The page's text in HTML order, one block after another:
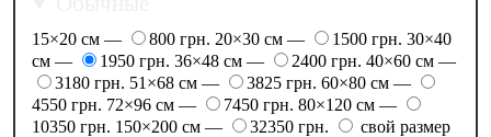
15×20 см — 800 грн. 20×30 см — 1500 грн. 30×40
см —
1950 грн. 36×48 см — 2400 грн. 40×60 см —
3180 грн. 51×68 см — 3825 грн. 60×80 см —
4550 грн. 72×96 см — 7450 грн. 80×120 см —
10350 грн. 150×200 см — 32350 грн. свой размер